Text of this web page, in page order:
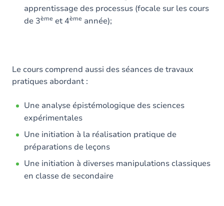
apprentissage des processus (focale sur les cours
de 3ème et 4ème année);
Le cours comprend aussi des séances de travaux
pratiques abordant :
Une analyse épistémologique des sciences
expérimentales
Une initiation à la réalisation pratique de
préparations de leçons
Une initiation à diverses manipulations classiques
en classe de secondaire